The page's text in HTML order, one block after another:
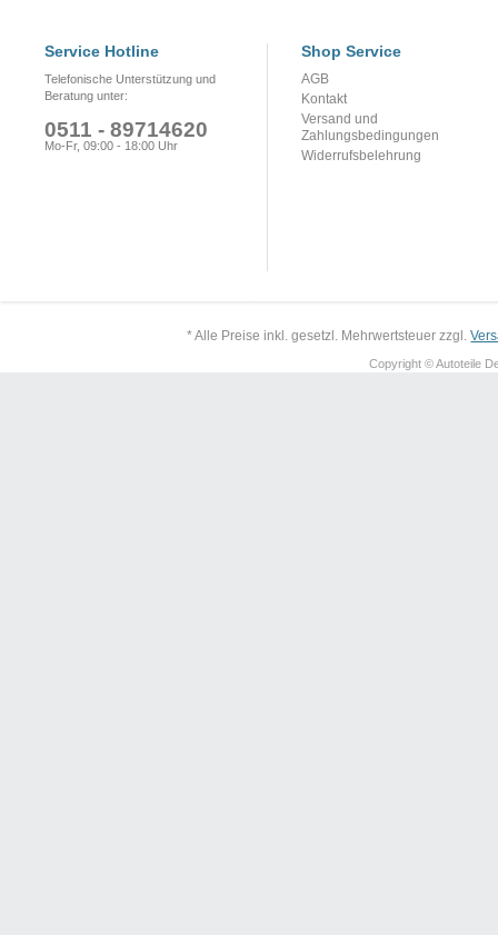
Service Hotline
Telefonische Unterstützung und
Beratung unter:
0511 - 89714620
Mo-Fr, 09:00 - 18:00 Uhr
Shop Service
AGB
Kontakt
Versand und
Zahlungsbedingungen
Widerrufsbelehrung
* Alle Preise inkl. gesetzl. Mehrwertsteuer zzgl.
Copyright © Autoteile